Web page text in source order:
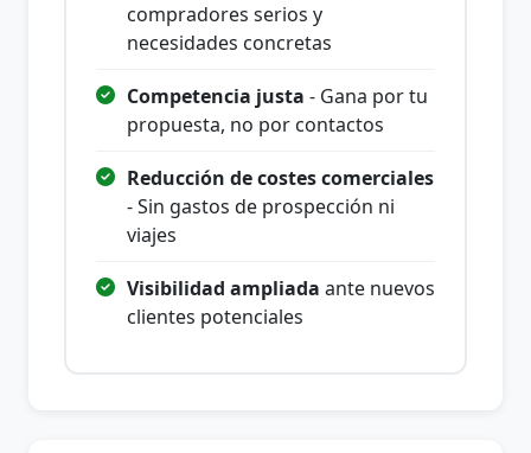
compradores serios y
necesidades concretas
Competencia justa - Gana por tu
propuesta, no por contactos
Reducción de costes comerciales
- Sin gastos de prospección ni
viajes
Visibilidad ampliada ante nuevos
clientes potenciales